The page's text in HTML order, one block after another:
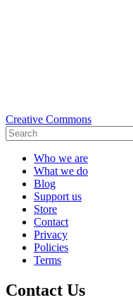
Creative Commons
Who we are
What we do
Blog
Support us
Store
Contact
Privacy
Policies
Terms
Contact Us